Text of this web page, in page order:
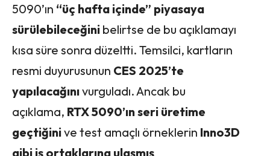
5090’ın “üç hafta içinde” piyasaya
sürülebileceğini belirtse de bu açıklamayı
kısa süre sonra düzeltti. Temsilci, kartların
resmi duyurusunun CES 2025’te
yapılacağınıvurguladı. Ancak bu
açıklama, RTX 5090’ın seri üretime
geçtiğinive test amaçlı örneklerin Inno3D
gibi iş ortaklarına ulaşmış